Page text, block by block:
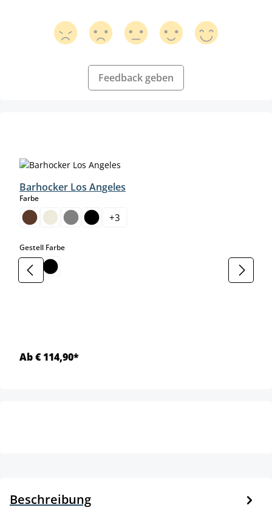
Feedback geben
Barhocker Los Angeles
Farbeauswählen
+3
Gestell Farbeauswählen
Ab € 114,90*
Beschreibung